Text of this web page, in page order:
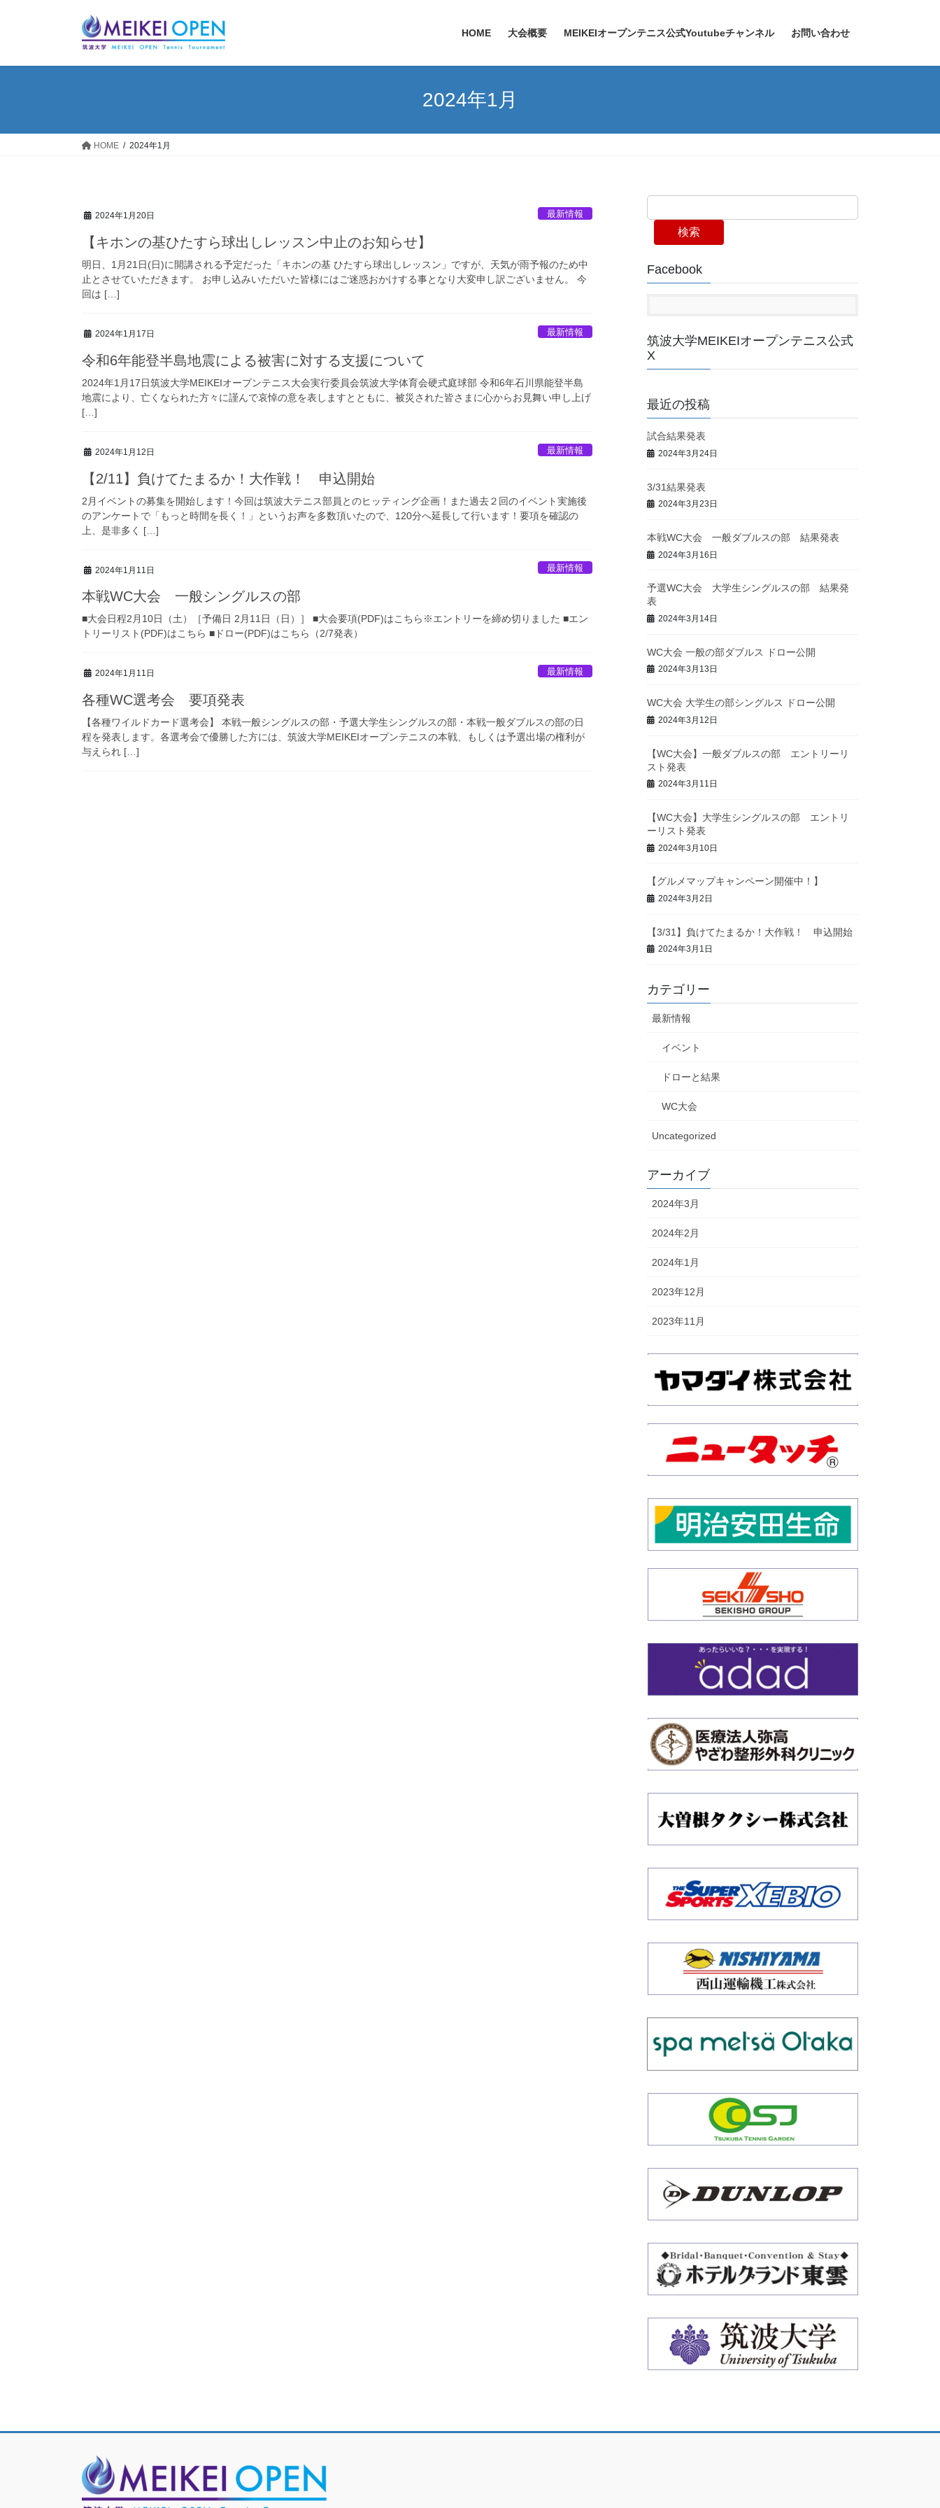
HOME 大会概要 MEIKEIオープンテニス公式Youtubeチャンネル お問い合わせ
2024年1月
HOME 2024年1月
2024年1月20日 最新情報
【キホンの基ひたすら球出しレッスン中止のお知らせ】
明日、1月21日(日)に開講される予定だった「キホンの基 ひたすら球出しレッスン」ですが、天気が雨予報のため中
止とさせていただきます。 お申し込みいただいた皆様にはご迷惑おかけする事となり大変申し訳ございません。 今
回は […]
2024年1月17日 最新情報
令和6年能登半島地震による被害に対する支援について
2024年1月17日筑波大学MEIKEIオープンテニス大会実行委員会筑波大学体育会硬式庭球部 令和6年石川県能登半島
地震により、亡くなられた方々に謹んで哀悼の意を表しますとともに、被災された皆さまに心からお見舞い申し上げ
[…]
2024年1月12日 最新情報
【2/11】負けてたまるか！大作戦！ 申込開始
2月イベントの募集を開始します！今回は筑波大テニス部員とのヒッティング企画！また過去２回のイベント実施後
のアンケートで「もっと時間を長く！」というお声を多数頂いたので、120分へ延長して行います！要項を確認の
上、是非多く […]
2024年1月11日 最新情報
本戦WC大会 一般シングルスの部
■大会日程2月10日（土）［予備日 2月11日（日）］ ■大会要項(PDF)はこちら※エントリーを締め切りました ■エン
トリーリスト(PDF)はこちら ■ドロー(PDF)はこちら（2/7発表）
2024年1月11日 最新情報
各種WC選考会 要項発表
【各種ワイルドカード選考会】 本戦一般シングルスの部・予選大学生シングルスの部・本戦一般ダブルスの部の日
程を発表します。各選考会で優勝した方には、筑波大学MEIKEIオープンテニスの本戦、もしくは予選出場の権利が
与えられ […]
検索
Facebook
筑波大学MEIKEIオープンテニス公式
X
最近の投稿
試合結果発表
2024年3月24日
3/31結果発表
2024年3月23日
本戦WC大会 一般ダブルスの部 結果発表
2024年3月16日
予選WC大会 大学生シングルスの部 結果発
表
2024年3月14日
WC大会 一般の部ダブルス ドロー公開
2024年3月13日
WC大会 大学生の部シングルス ドロー公開
2024年3月12日
【WC大会】一般ダブルスの部 エントリーリ
スト発表
2024年3月11日
【WC大会】大学生シングルスの部 エントリ
ーリスト発表
2024年3月10日
【グルメマップキャンペーン開催中！】
2024年3月2日
【3/31】負けてたまるか！大作戦！ 申込開始
2024年3月1日
カテゴリー
最新情報
イベント
ドローと結果
WC大会
Uncategorized
アーカイブ
2024年3月
2024年2月
2024年1月
2023年12月
2023年11月